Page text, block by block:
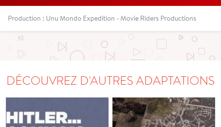
Production : Unu Mondo Expedition - Movie Riders Productions
DÉCOUVREZ D'AUTRES ADAPTATIONS